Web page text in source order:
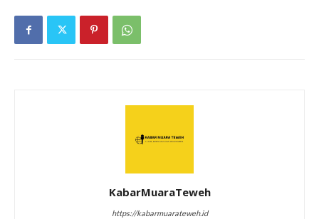
KabarMuaraTeweh
https://kabarmuarateweh.id